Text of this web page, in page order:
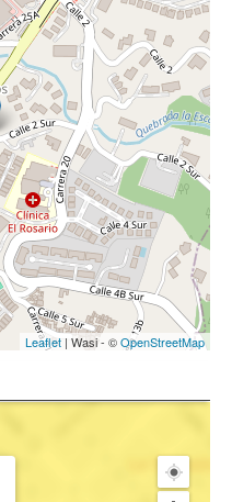
Leaflet | Wasi - ©OpenStreetMap